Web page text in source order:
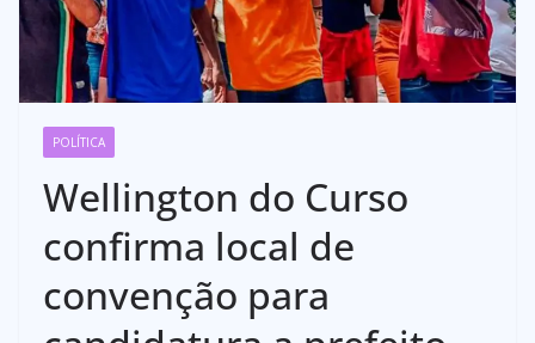
POLÍTICA
Wellington do Curso
confirma local de
convenção para